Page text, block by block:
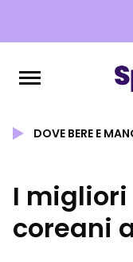
DOVE BERE E
I
coreani